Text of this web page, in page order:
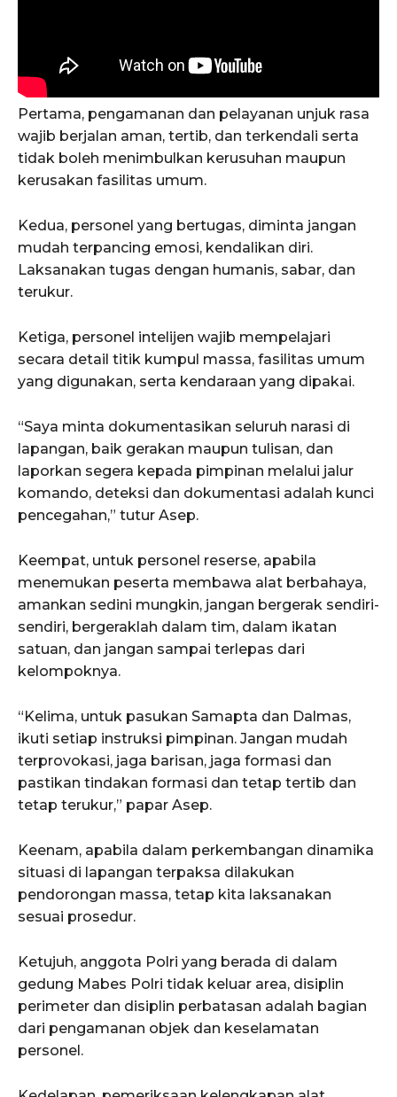
Pertama, pengamanan dan pelayanan unjuk rasa
wajib berjalan aman, tertib, dan terkendali serta
tidak boleh menimbulkan kerusuhan maupun
kerusakan fasilitas umum.
Kedua, personel yang bertugas, diminta jangan
mudah terpancing emosi, kendalikan diri.
Laksanakan tugas dengan humanis, sabar, dan
terukur.
Ketiga, personel intelijen wajib mempelajari
secara detail titik kumpul massa, fasilitas umum
yang digunakan, serta kendaraan yang dipakai.
“Saya minta dokumentasikan seluruh narasi di
lapangan, baik gerakan maupun tulisan, dan
laporkan segera kepada pimpinan melalui jalur
komando, deteksi dan dokumentasi adalah kunci
pencegahan,” tutur Asep.
Keempat, untuk personel reserse, apabila
menemukan peserta membawa alat berbahaya,
amankan sedini mungkin, jangan bergerak sendiri-
sendiri, bergeraklah dalam tim, dalam ikatan
satuan, dan jangan sampai terlepas dari
kelompoknya.
“Kelima, untuk pasukan Samapta dan Dalmas,
ikuti setiap instruksi pimpinan. Jangan mudah
terprovokasi, jaga barisan, jaga formasi dan
pastikan tindakan formasi dan tetap tertib dan
tetap terukur,” papar Asep.
Keenam, apabila dalam perkembangan dinamika
situasi di lapangan terpaksa dilakukan
pendorongan massa, tetap kita laksanakan
sesuai prosedur.
Ketujuh, anggota Polri yang berada di dalam
gedung Mabes Polri tidak keluar area, disiplin
perimeter dan disiplin perbatasan adalah bagian
dari pengamanan objek dan keselamatan
personel.